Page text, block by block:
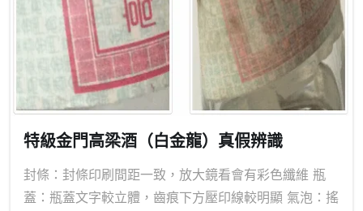
特級金門高梁酒（白金龍）真假辨識
封條：封條印刷間距一致，放大鏡看會有彩色纖維 瓶
蓋：瓶蓋文字較立體，齒痕下方壓印線較明顯 氣泡：搖